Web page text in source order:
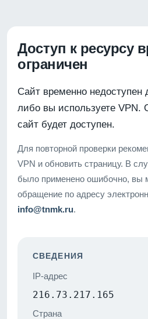
Доступ к ресурсу
ограничен
Сайт временно недоступен
либо вы используете VPN.
сайт будет доступен.
Для повторной проверки
VPN и обновить страницу. В
было применено ошибочно, вы
обращение по адресу
info@tnmk.ru.
СВЕДЕНИЯ
IP-адрес
216.73.217.165
Страна